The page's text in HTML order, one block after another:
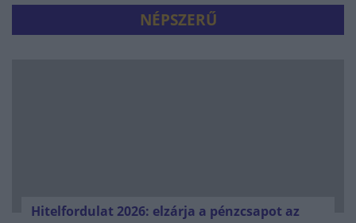
NÉPSZERŰ
Hitelfordulat 2026: elzárja a pénzcsapot az